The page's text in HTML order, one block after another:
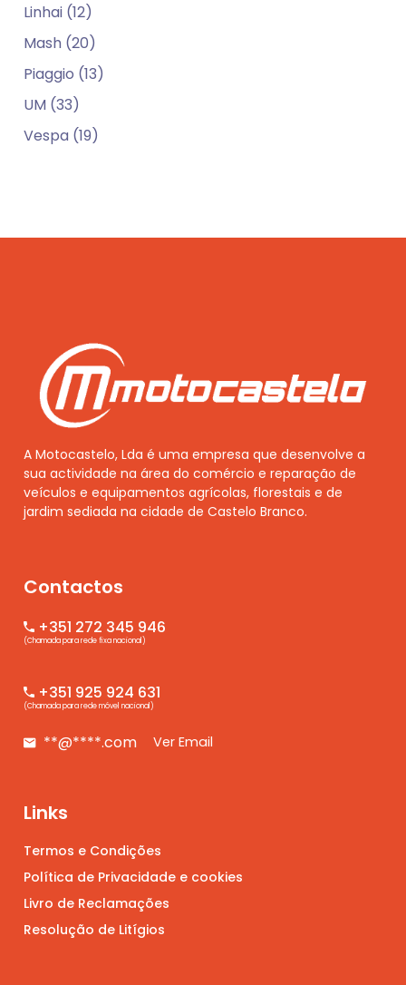
Linhai (12)
Mash (20)
Piaggio (13)
UM (33)
Vespa (19)
A Motocastelo, Lda é uma empresa que desenvolve a
sua actividade na área do comércio e reparação de
veículos e equipamentos agrícolas, florestais e de
jardim sediada na cidade de Castelo Branco.
Contactos
+351 272 345 946
(Chamada para rede fixa nacional)
+351 925 924 631
(Chamada para rede móvel nacional)
**@****.com Ver Email
Links
Termos e Condições
Política de Privacidade e cookies
Livro de Reclamações
Resolução de Litígios